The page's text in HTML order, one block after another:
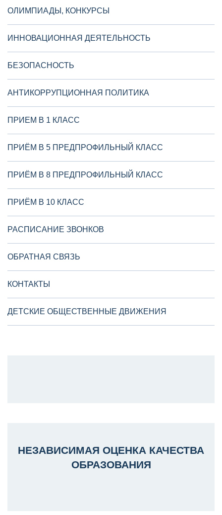
ОЛИМПИАДЫ, КОНКУРСЫ
ИННОВАЦИОННАЯ ДЕЯТЕЛЬНОСТЬ
БЕЗОПАСНОСТЬ
АНТИКОРРУПЦИОННАЯ ПОЛИТИКА
ПРИЕМ В 1 КЛАСС
ПРИЁМ В 5 ПРЕДПРОФИЛЬНЫЙ КЛАСС
ПРИЁМ В 8 ПРЕДПРОФИЛЬНЫЙ КЛАСС
ПРИЁМ В 10 КЛАСС
РАСПИСАНИЕ ЗВОНКОВ
ОБРАТНАЯ СВЯЗЬ
КОНТАКТЫ
ДЕТСКИЕ ОБЩЕСТВЕННЫЕ ДВИЖЕНИЯ
НЕЗАВИСИМАЯ ОЦЕНКА КАЧЕСТВА
ОБРАЗОВАНИЯ